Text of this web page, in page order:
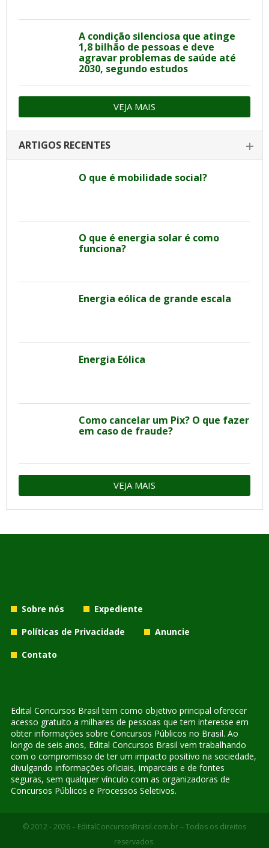
A condição silenciosa que atinge
1,8 bilhão de pessoas e deve
agravar problemas de saúde até
2030, segundo estudos
VEJA MAIS
ARTIGOS RECENTES
O que é mobilidade social?
O que é energia solar é como
funciona?
Energia eólica de grande escala
Energia Eólica
Como cancelar um Pix? O que fazer
em caso de fraude?
VEJA MAIS
Sobre nós
Expediente
Políticas de Privacidade
Anuncie
Contato
Edital Concursos Brasil tem como objetivo principal oferecer
acesso gratuito a milhares de pessoas que tem interesse em
obter informações sobre Concursos Públicos no Brasil. Ao
longo de seis anos, Edital Concursos Brasil vem trabalhando
com o compromisso de ter um impacto positivo na sociedade,
divulgando informações oficiais, imparciais e de fontes
seguras, sem qualquer vínculo com as organizadoras de
Concursos Públicos e Processos Seletivos.
© 2012 - 2026 – EditalConcursosBrasil.com.br – Todos os direitos
reservados.